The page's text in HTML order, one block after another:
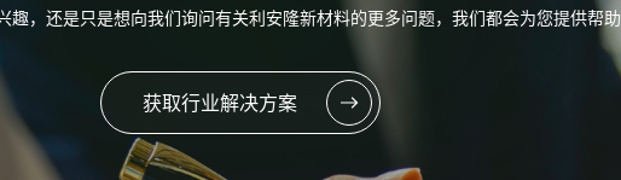
趣，还是只是想向我们询问有关利安隆新材料的更多问题，我们都会为您提供帮助
获取行业解决方案